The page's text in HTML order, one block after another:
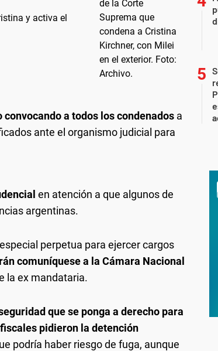
y activa el
a todos los condenados a
ante el organismo judicial para
en atención a que algunos de
argentinas.
perpetua para ejercer cargos
comuníquese a la Cámara Nacional
la ex mandataria.
que se ponga a derecho para
pidieron la detención
podría haber riesgo de fuga, aunque